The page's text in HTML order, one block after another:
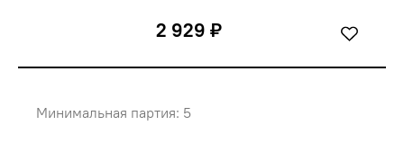
2 929 ₽
Минимальная партия: 5